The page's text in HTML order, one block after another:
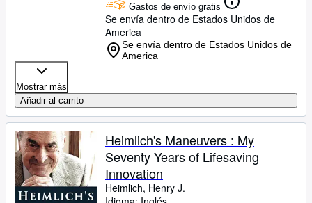
Gastos de envío gratis
Se envía dentro de Estados Unidos de
America
Se envía dentro de Estados Unidos de
America
Mostrar más
Añadir al carrito
Heimlich's Maneuvers : My
Seventy Years of Lifesaving
Innovation
Heimlich, Henry J.